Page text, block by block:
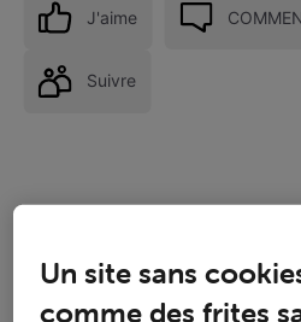
J'aime
Suivre
Un site sans
comme des frites